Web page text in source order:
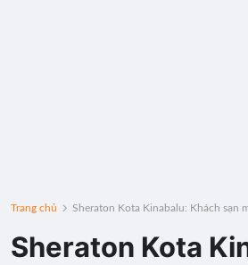
Trang chủ Sheraton Kota Kinabalu: Khách sạn
Sheraton Kota